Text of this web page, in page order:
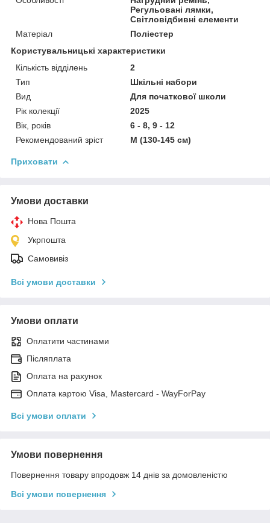
Регульовані лямки,
Світловідбивні елементи
Матеріал
Поліестер
Користувальницькі характеристики
Кількість відділень
2
Тип
Шкільні набори
Вид
Для початкової школи
Рік колекції
2025
Вік, років
6 - 8, 9 - 12
Рекомендований зріст
M (130-145 см)
Приховати
Умови доставки
Нова Пошта
Укрпошта
Самовивіз
Всі умови доставки
Умови оплати
Оплатити частинами
Післяплата
Оплата на рахунок
Оплата картою Visa, Mastercard - WayForPay
Всі умови оплати
Умови повернення
Повернення товару впродовж 14 днів за домовленістю
Всі умови повернення